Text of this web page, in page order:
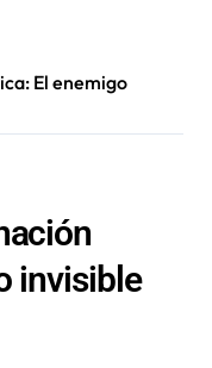
El enemigo
invisible